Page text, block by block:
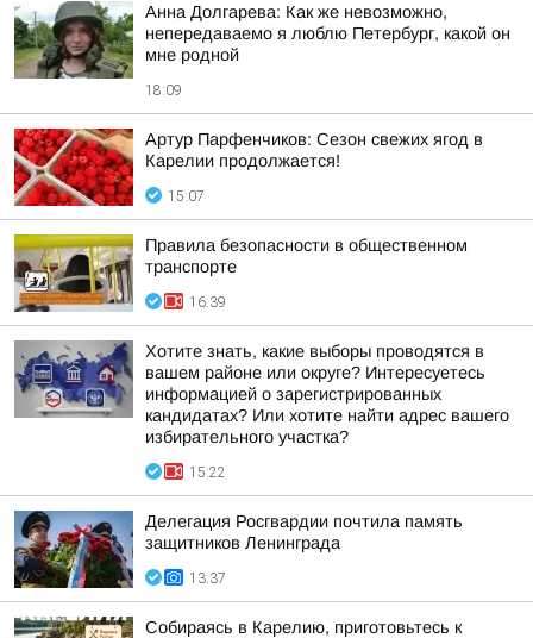
Анна Долгарева: Как же невозможно,
непередаваемо я люблю Петербург, какой он
мне родной
18:09
Артур Парфенчиков: Сезон свежих ягод в
Карелии продолжается!
15:07
Правила безопасности в общественном
транспорте
16:39
Хотите знать, какие выборы проводятся в
вашем районе или округе? Интересуетесь
информацией о зарегистрированных
кандидатах? Или хотите найти адрес вашего
избирательного участка?
15:22
Делегация Росгвардии почтила память
защитников Ленинграда
13:37
Собираясь в Карелию, приготовьтесь к